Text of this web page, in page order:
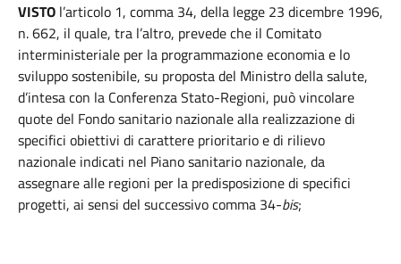
VISTO l’articolo 1, comma 34, della legge 23 dicembre 1996,
n. 662, il quale, tra l’altro, prevede che il Comitato
interministeriale per la programmazione economia e lo
sviluppo sostenibile, su proposta del Ministro della salute,
d’intesa con la Conferenza Stato-Regioni, può vincolare
quote del Fondo sanitario nazionale alla realizzazione di
specifici obiettivi di carattere prioritario e di rilievo
nazionale indicati nel Piano sanitario nazionale, da
assegnare alle regioni per la predisposizione di specifici
progetti, ai sensi del successivo comma 34-bis;